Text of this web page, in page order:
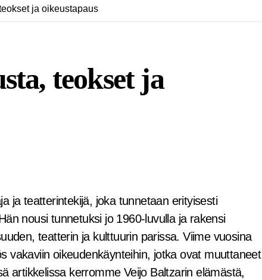
ja oikeustapaus
teokset ja
nousi tunnetuksi jo 1960-luvulla ja rakensi
teatterin ja kulttuurin parissa. Viime vuosina
vakaviin oikeudenkäynteihin, jotka ovat muuttaneet
artikkelissa kerromme Veijo Baltzarin elämästä,